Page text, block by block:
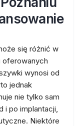
się różnić w
oferowanych
wynosi od
jednak
nie tylko sam
i po implantacji,
Niektóre